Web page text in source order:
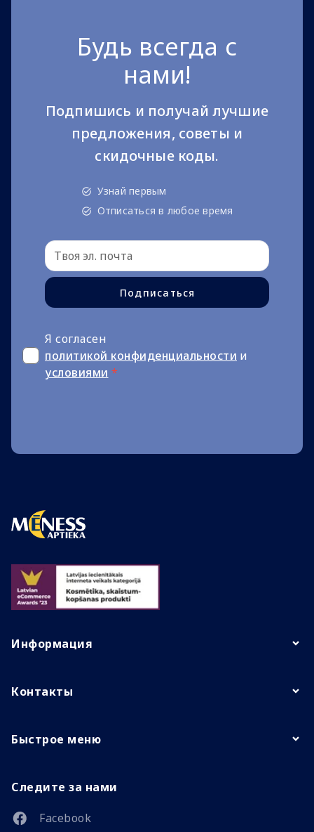
Будь всегда с
нами!
Подпишись и получай лучшие
предложения, советы и
скидочные коды.
Узнай первым
Отписаться в любое время
Подписаться
Я согласен
политикой конфиденциальности и
условиями *
Информация
Контакты
Быстрое меню
Следите за нами
Facebook